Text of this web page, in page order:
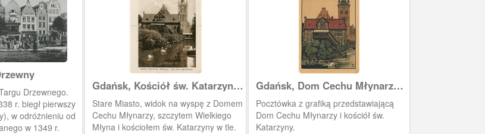
Drzewnego.
r. biegł pierwszy
w odróżnieniu od
w 1349 r.
Gdańsk, Kościół św. Katarzyny i
dom cechu młynarskiego
Stare Miasto, widok na wyspę z Domem
Cechu Młynarzy, szczytem Wielkiego
Młyna i kościołem św. Katarzyny w tle.
Gdańsk, Dom Cechu Młynarzy i
kościół św. Katarzyny
Pocztówka z grafiką przedstawiającą
Dom Cechu Młynarzy i kościół św.
Katarzyny.